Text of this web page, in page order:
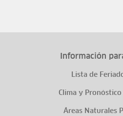
Información
Lista de
Clima y Pronóstico
Áreas Naturales